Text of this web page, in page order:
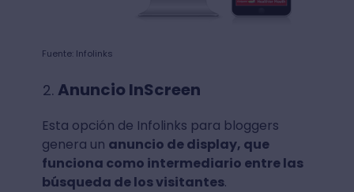
Fuente: Infolinks
Anuncio InScreen
Esta opción de Infolinks para bloggers
genera un anuncio de display, que
funciona como intermediario entre las
búsqueda de los visitantes.